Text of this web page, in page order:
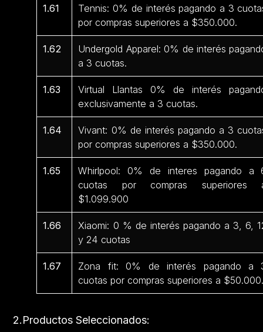
1.61
Tennis: 0% de interés pagando a 3
por compras superiores a $350.000.
1.62
Undergold Apparel: 0% de interés
a 3 cuotas.
1.63
Virtual Llantas 0% de interés
exclusivamente a 3 cuotas.
1.64
Vivant: 0% de interés pagando a 3
por compras superiores a $350.000.
1.65
Whirlpool: 0% de interes pagando a
cuotas por compras superiores
$1.099.900
1.66
Xiaomi: 0 % de interés pagando a 3, 6,
y 24 cuotas
1.67
Zona fit: 0% de interés pagando a
cuotas por compras superiores a
2.Productos Seleccionados: